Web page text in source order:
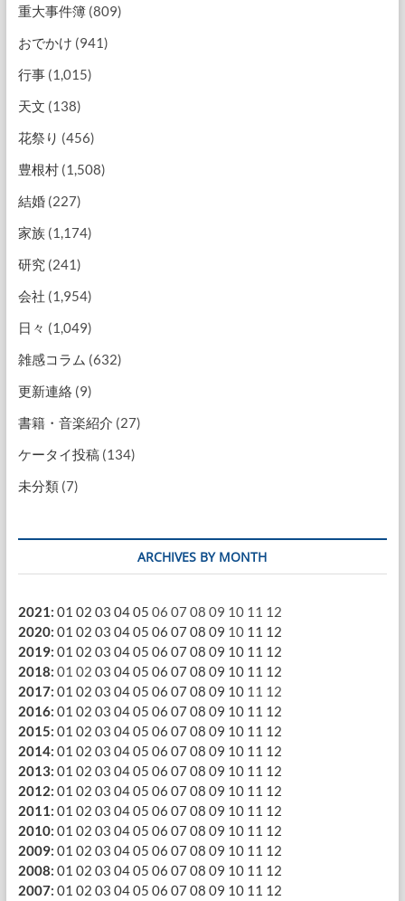
重大事件簿(809)
おでかけ (941)
行事(1,015)
天文 (138)
花祭り (456)
豊根村(1,508)
結婚(227)
家族(1,174)
研究(241)
会社 (1,954)
日々 (1,049)
雑感コラム (632)
更新連絡(9)
書籍・音楽紹介 (27)
ケータイ投稿(134)
未分類(7)
ARCHIVES BY MONTH
2021: 01 02 03 0405 06 07 08 09 10 11 12
2020: 01 02 03 0405 06 07 08 09 10 11 12
2019: 01 02 03 0405 06 07 08 09 10 11 12
2018: 01 02 03 0405 06 07 08 09 10 11 12
2017: 01 02 03 0405 06 07 08 09 10 11 12
2016: 01 02 03 0405 06 07 08 09 10 11 12
2015: 01 02 03 0405 06 07 08 09 10 11 12
2014: 01 02 03 0405 06 07 08 09 10 11 12
2013: 01 02 03 0405 06 07 08 09 10 11 12
2012: 01 02 03 0405 06 07 08 09 10 11 12
2011: 01 02 03 0405 06 07 08 09 10 11 12
2010: 01 02 03 0405 06 07 08 09 10 11 12
2009: 01 02 03 0405 06 07 08 09 10 11 12
2008: 01 02 03 0405 06 07 08 09 10 11 12
2007: 01 02 03 0405 06 07 08 09 10 11 12